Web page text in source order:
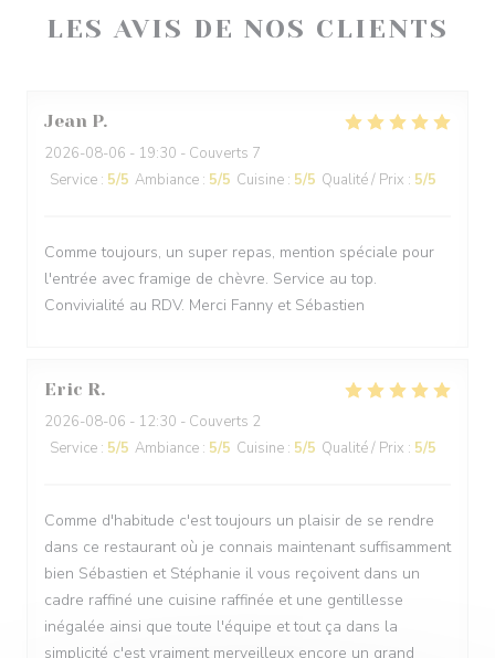
LES AVIS DE NOS CLIENTS
Jean P
2026-08-06 - 19:30 - Couverts 7
Service : 5/5 Ambiance : 5/5 Cuisine : 5/5 Qualité / Prix : 5/5
Comme toujours, un super repas, mention spéciale pour
l'entrée avec framige de chèvre. Service au top.
Convivialité au RDV. Merci Fanny et Sébastien
Eric R
2026-08-06 - 12:30 - Couverts 2
Service : 5/5 Ambiance : 5/5 Cuisine : 5/5 Qualité / Prix : 5/5
Comme d'habitude c'est toujours un plaisir de se rendre
dans ce restaurant où je connais maintenant suffisamment
bien Sébastien et Stéphanie il vous reçoivent dans un
cadre raffiné une cuisine raffinée et une gentillesse
inégalée ainsi que toute l'équipe et tout ça dans la
simplicité c'est vraiment merveilleux encore un grand